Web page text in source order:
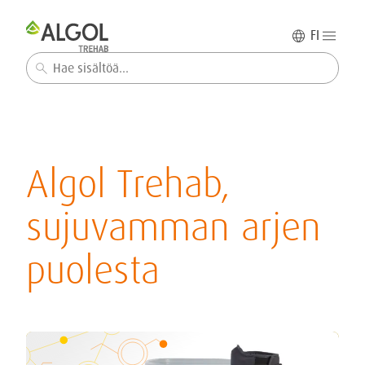
FI
Haku
Algol Trehab,
sujuvamman arjen
puolesta